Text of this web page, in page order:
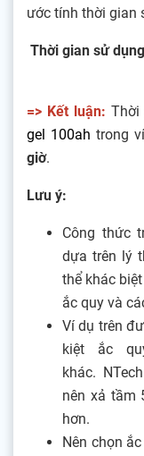
ước tính thời gian
Thời gian sử
=> Kết luận: Thời
gel 100ah trong
giờ.
Lưu ý:
Công thức
dựa trên lý
thể khác
ắc quy và
Ví dụ trên
kiệt ắc
khác.
nên xả tầm
hơn.
Nên chọn